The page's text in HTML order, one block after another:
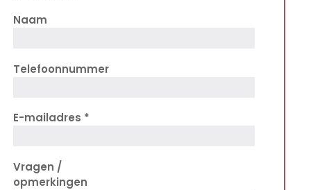
Naam
Telefoonnummer
E-mailadres
Vragen /
opmerkingen